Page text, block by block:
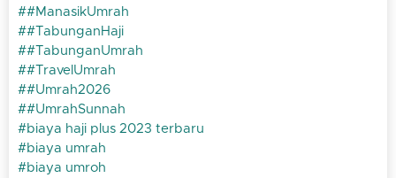
#ManasikUmrah
#TabunganHaji
#TabunganUmrah
#TravelUmrah
#Umrah2026
#UmrahSunnah
biaya haji plus 2023 terbaru
biaya umrah
biaya umroh